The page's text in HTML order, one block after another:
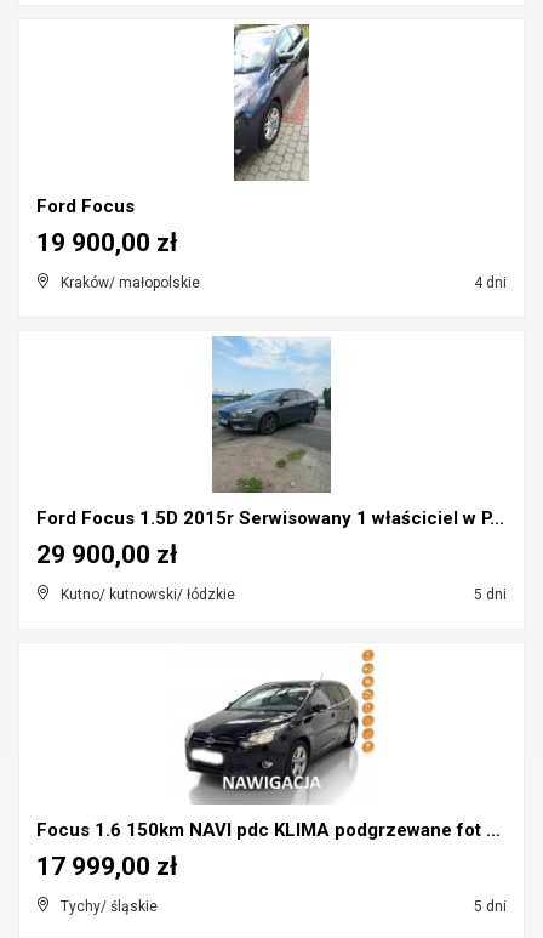
Ford Focus
Kraków/ małopolskie 4 dni
19 900,00 zł
Ford Focus 1.5D 2015r Serwisowany 1 właściciel w P...
Kutno/ kutnowski/ łódzkie 5 dni
29 900,00 zł
Focus 1.6 150km NAVI pdc KLIMA podgrzewane fot SER...
Tychy/ śląskie 5 dni
17 999,00 zł